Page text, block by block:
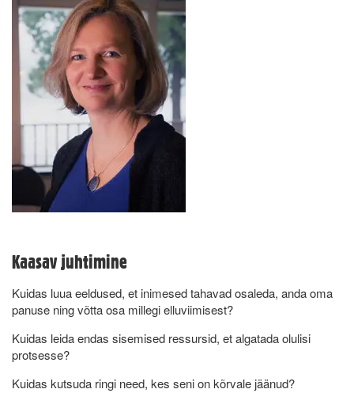
Kaasav juhtimine
Kuidas luua eeldused, et inimesed tahavad osaleda, anda oma
panuse ning võtta osa millegi elluviimisest?
Kuidas leida endas sisemised ressursid, et algatada olulisi
protsesse?
Kuidas kutsuda ringi need, kes seni on kõrvale jäänud?